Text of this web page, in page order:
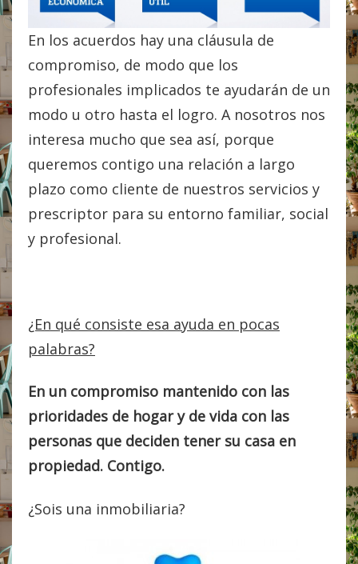
En los acuerdos hay una cláusula de
compromiso, de modo que los
profesionales implicados te ayudarán de un
modo u otro hasta el logro. A nosotros nos
interesa mucho que sea así, porque
queremos contigo una relación a largo
plazo como cliente de nuestros servicios y
prescriptor para su entorno familiar, social
y profesional.
¿En qué consiste esa ayuda en pocas
palabras?
En un compromiso mantenido con las
prioridades de hogar y de vida con las
personas que deciden tener su casa en
propiedad. Contigo.
¿Sois una inmobiliaria?